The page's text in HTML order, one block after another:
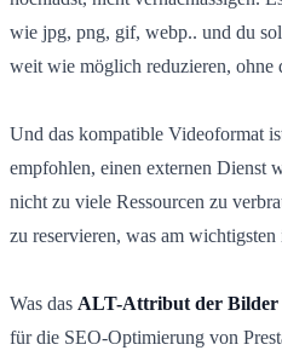
wie jpg, png, gif, webp.. und du
weit wie möglich reduzieren, ohne
Und das kompatible Videoformat
empfohlen, einen externen Dienst
nicht zu viele Ressourcen zu
zu reservieren, was am wichtigsten
Was das ALT-Attribut der Bilder
für die SEO-Optimierung von